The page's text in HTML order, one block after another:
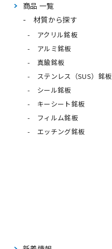
商品 一覧
材質から探す
アクリル銘板
アルミ銘板
真鍮銘板
ステンレス（SUS）銘板
シール銘板
キーシート銘板
フィルム銘板
エッチング銘板